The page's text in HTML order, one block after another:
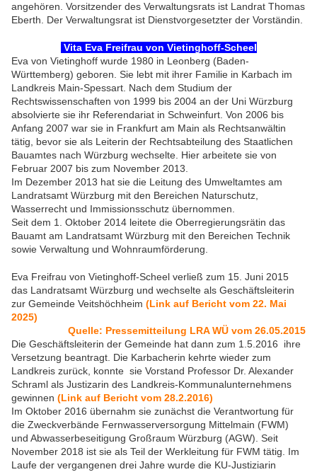
angehören. Vorsitzender des Verwaltungsrats ist Landrat Thomas
Eberth. Der Verwaltungsrat ist Dienstvorgesetzter der Vorständin.
Vita Eva Freifrau von Vietinghoff-Scheel
Eva von Vietinghoff wurde 1980 in Leonberg (Baden-
Württemberg) geboren. Sie lebt mit ihrer Familie in Karbach im
Landkreis Main-Spessart. Nach dem Studium der
Rechtswissenschaften von 1999 bis 2004 an der Uni Würzburg
absolvierte sie ihr Referendariat in Schweinfurt. Von 2006 bis
Anfang 2007 war sie in Frankfurt am Main als Rechtsanwältin
tätig, bevor sie als Leiterin der Rechtsabteilung des Staatlichen
Bauamtes nach Würzburg wechselte. Hier arbeitete sie von
Februar 2007 bis zum November 2013.
Im Dezember 2013 hat sie die Leitung des Umweltamtes am
Landratsamt Würzburg mit den Bereichen Naturschutz,
Wasserrecht und Immissionsschutz übernommen.
Seit dem 1. Oktober 2014 leitete die Oberregierungsrätin das
Bauamt am Landratsamt Würzburg mit den Bereichen Technik
sowie Verwaltung und Wohnraumförderung.
Eva Freifrau von Vietinghoff-Scheel verließ zum 15. Juni 2015
das Landratsamt Würzburg und wechselte als Geschäftsleiterin
zur Gemeinde Veitshöchheim (Link auf Bericht vom 22. Mai
2025)
Quelle: Pressemitteilung LRA WÜ vom 26.05.2015
Die Geschäftsleiterin der Gemeinde hat dann zum 1.5.2016 ihre
Versetzung beantragt. Die Karbacherin kehrte wieder zum
Landkreis zurück, konnte sie Vorstand Professor Dr. Alexander
Schraml als Justizarin des Landkreis-Kommunalunternehmens
gewinnen (Link auf Bericht vom 28.2.2016)
Im Oktober 2016 übernahm sie zunächst die Verantwortung für
die Zweckverbände Fernwasserversorgung Mittelmain (FWM)
und Abwasserbeseitigung Großraum Würzburg (AGW). Seit
November 2018 ist sie als Teil der Werkleitung für FWM tätig. Im
Laufe der vergangenen drei Jahre wurde die KU-Justiziarin